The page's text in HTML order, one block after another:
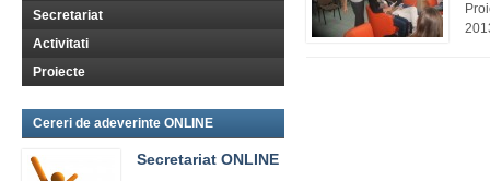
Secretariat
Activitati
Proiecte
Cereri de adeverinte ONLINE
Secretariat ONLINE